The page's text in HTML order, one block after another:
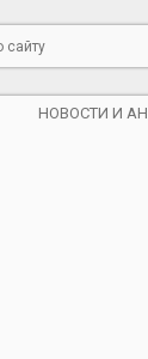
НОВОСТИ И